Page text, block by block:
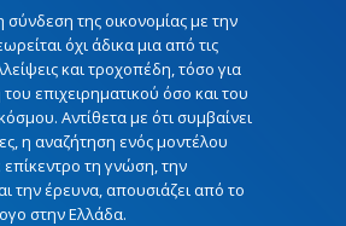
σύνδεση της οικονομίας με την
όχι άδικα μια από τις
και τροχοπέδη, τόσο για
επιχειρηματικού όσο και του
Αντίθετα με ότι συμβαίνει
η αναζήτηση ενός μοντέλου
τη γνώση, την
την έρευνα, απουσιάζει από το
στην Ελλάδα.